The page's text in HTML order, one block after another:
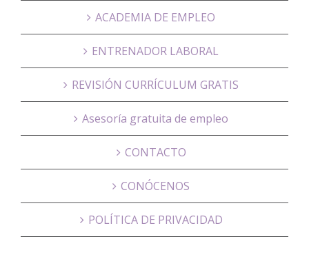
ACADEMIA DE EMPLEO
ENTRENADOR LABORAL
REVISIÓN CURRÍCULUM GRATIS
Asesoría gratuita de empleo
CONTACTO
CONÓCENOS
POLÍTICA DE PRIVACIDAD